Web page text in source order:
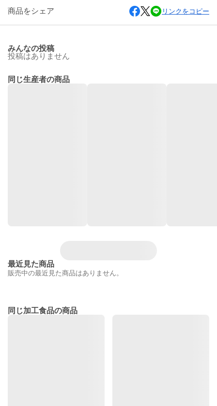
商品をシェア リンクをコピー
みんなの投稿
投稿はありません
同じ生産者の商品
最近見た商品
販売中の最近見た商品はありません。
同じ加工食品の商品